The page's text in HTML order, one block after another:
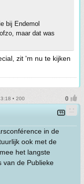
bij Endemol
maar dat was
zit 'm nu te kijken
• 200
in de
ook met de
het langste
van de Publieke